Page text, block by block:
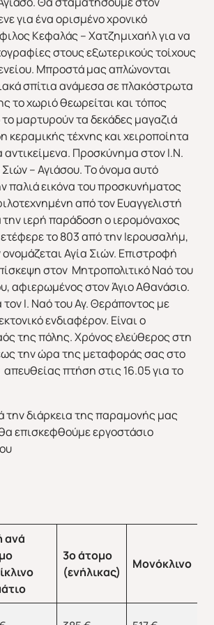
ΑΦΡΙΚΗ
για ένα ορισμένο χρονικό
Κεφαλάς – Χατζημιχαήλ για να
στους εξωτερικούς τοίχους
Μπροστά μας απλώνονται
σπίτια ανάμεσα σε πλακόστρωτα
το χωριό θεωρείται και τόπος
το μαρτυρούν τα δεκάδες μαγαζιά
κεραμικής τέχνης και χειροποίητα
αντικείμενα. Προσκύνημα στον Ι.Ν.
– Αγιάσου. Το όνομα αυτό
παλιά εικόνα του προσκυνήματος
από τον Ευαγγελιστή
ιερή παράδοση ο ιερομόναχος
το 803 από την Ιερουσαλήμ,
Αγία Σιών. Επιστροφή
στον Μητροπολιτικό Ναό του
αφιερωμένος στον Άγιο Αθανάσιο.
τον Ι. Ναό του Αγ. Θεράποντος με
ενδιαφέρον. Είναι ο
της πόλης. Χρόνος ελεύθερος στη
την ώρα της μεταφοράς σας στο
πτήση στις 16.05 για το
την διάρκεια της παραμονής μας
επισκεφθούμε εργοστάσιο
ανά
3ο άτομο
(ενήλικας)
Μονόκλινο